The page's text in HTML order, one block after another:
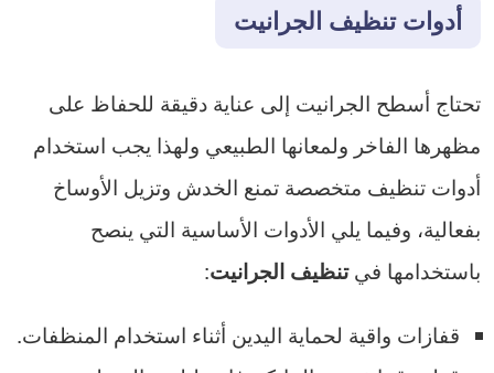
أدوات تنظيف الجرانيت
تحتاج أسطح الجرانيت إلى عناية دقيقة للحفاظ على
مظهرها الفاخر ولمعانها الطبيعي ولهذا يجب استخدام
أدوات تنظيف متخصصة تمنع الخدش وتزيل الأوساخ
بفعالية، وفيما يلي الأدوات الأساسية التي ينصح
باستخدامها فيتنظيف الجرانيت:
قفازات واقية لحماية اليدين أثناء استخدام المنظفات.